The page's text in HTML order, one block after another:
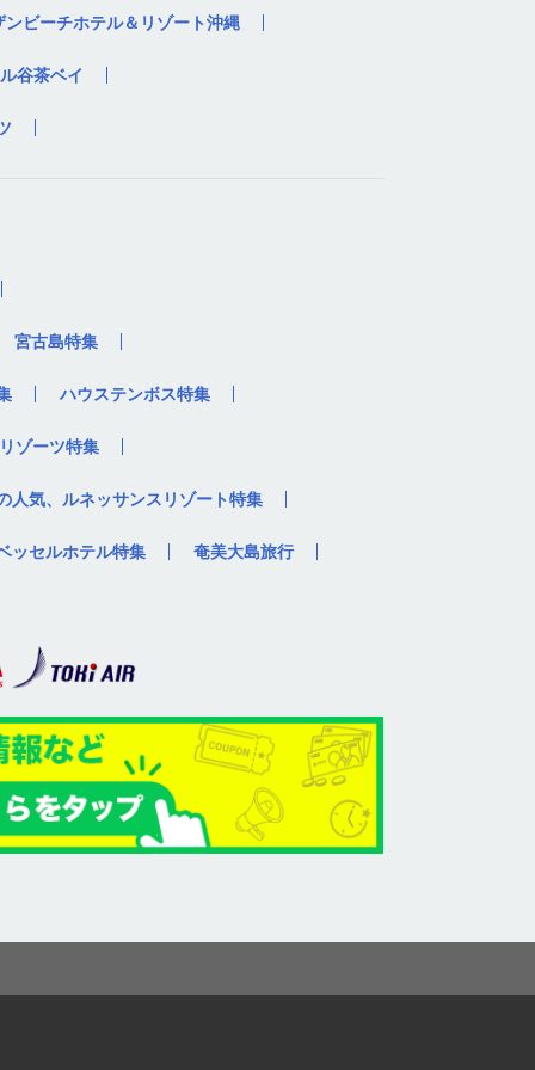
ンビーチホテル＆リゾート沖縄
谷茶ベイ
宮古島特集
ハウステンボス特集
ゾーツ特集
人気、ルネッサンスリゾート特集
ッセルホテル特集 奄美大島旅行